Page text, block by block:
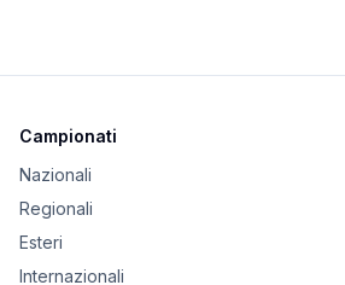
Campionati
Nazionali
Regionali
Esteri
Internazionali